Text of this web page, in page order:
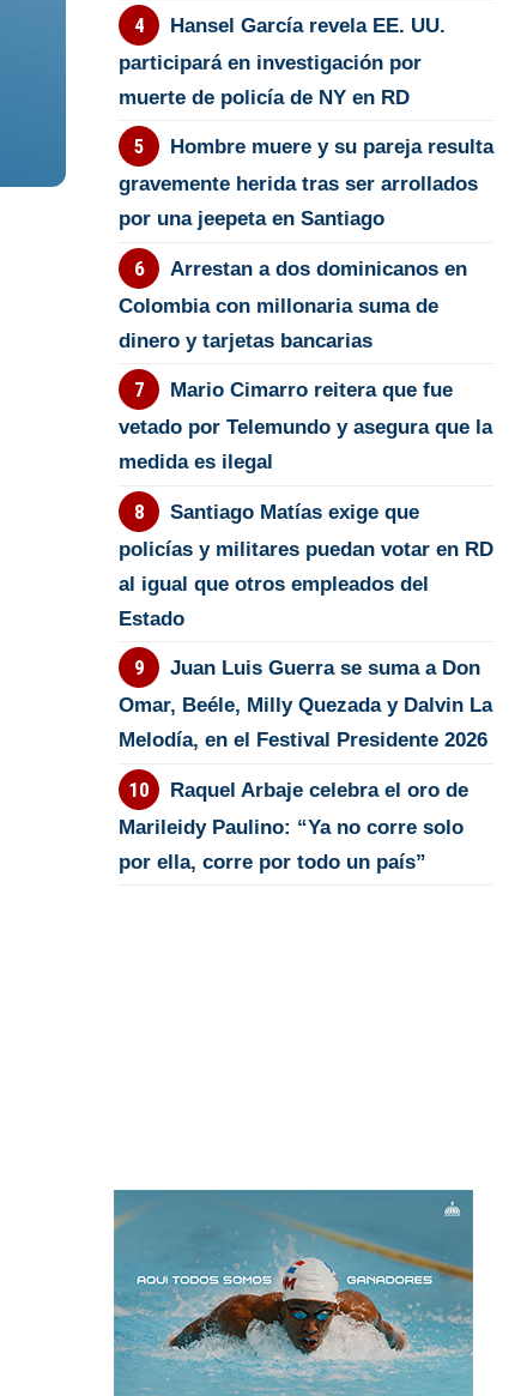
Hansel García revela EE. UU.
participará en investigación por
muerte de policía de NY en RD
Hombre muere y su pareja resulta
gravemente herida tras ser arrollados
por una jeepeta en Santiago
Arrestan a dos dominicanos en
Colombia con millonaria suma de
dinero y tarjetas bancarias
Mario Cimarro reitera que fue
vetado por Telemundo y asegura que la
medida es ilegal
Santiago Matías exige que
policías y militares puedan votar en RD
al igual que otros empleados del
Estado
Juan Luis Guerra se suma a Don
Omar, Beéle, Milly Quezada y Dalvin La
Melodía, en el Festival Presidente 2026
Raquel Arbaje celebra el oro de
Marileidy Paulino: “Ya no corre solo
por ella, corre por todo un país”